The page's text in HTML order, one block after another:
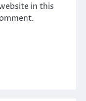
in this